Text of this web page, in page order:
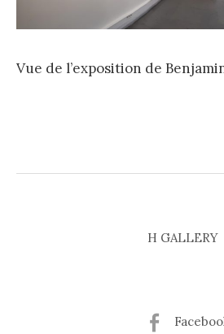
Vue de l’exposition de
H GALLERY